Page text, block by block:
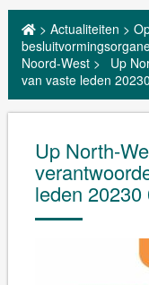
> Actualiteiten >
Noord-West>
Up
van vaste leden
Up North-
leden 20230